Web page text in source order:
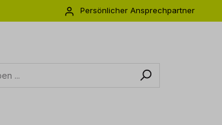
Persönlicher Ansprechpartner